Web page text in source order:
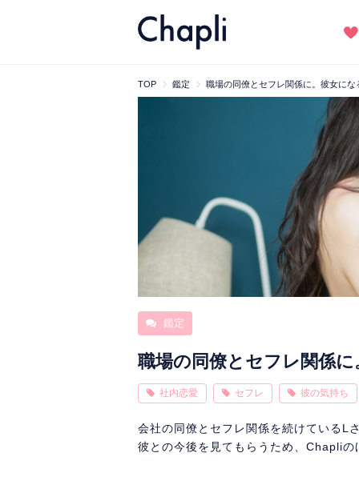
TOP 鑑定 職場の同僚とセフレ関係に。彼女に
鑑定
職場の同僚とセフレ関係
社内恋愛 セフレ 彼の気持ち
会社の同僚とセフレ関係を続けているL
彼との今後を見てもらうため、Chapli